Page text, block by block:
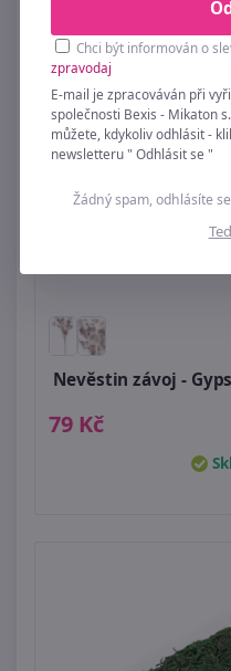
Nevěstin závoj -
79 Kč
Chci být informován o
zpravodaj
E-mail je zpracováván při
společnosti Bexis - Mikaton
můžete, kdykoliv odhlásit -
newsletteru " Odhlásit se "
Žádný spam, odhlásíte